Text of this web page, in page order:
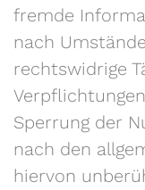
fremde
nach
rechtswidrige
Sperrung der
nach den
hiervon